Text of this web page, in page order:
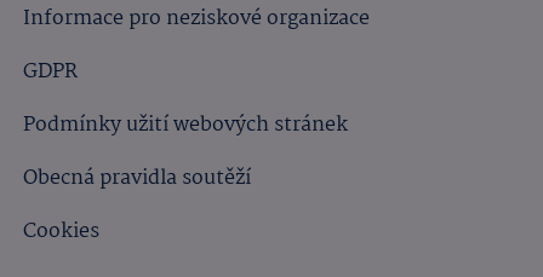
Informace pro neziskové organizace
GDPR
Podmínky užití webových stránek
Obecná pravidla soutěží
Cookies